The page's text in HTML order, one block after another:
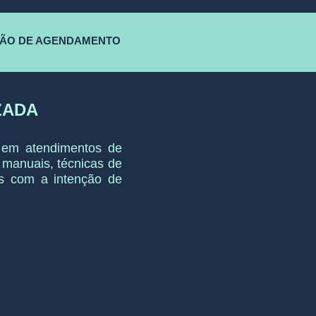
DE AGENDAMENTO
atendimentos de
técnicas de
com a intenção de